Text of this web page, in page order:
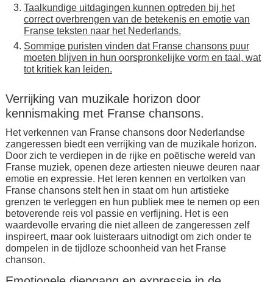
Taalkundige uitdagingen kunnen optreden bij het
correct overbrengen van de betekenis en emotie van
Franse teksten naar het Nederlands.
Sommige puristen vinden dat Franse chansons puur
moeten blijven in hun oorspronkelijke vorm en taal, wat
tot kritiek kan leiden.
Verrijking van muzikale horizon door
kennismaking met Franse chansons.
Het verkennen van Franse chansons door Nederlandse
zangeressen biedt een verrijking van de muzikale horizon.
Door zich te verdiepen in de rijke en poëtische wereld van
Franse muziek, openen deze artiesten nieuwe deuren naar
emotie en expressie. Het leren kennen en vertolken van
Franse chansons stelt hen in staat om hun artistieke
grenzen te verleggen en hun publiek mee te nemen op een
betoverende reis vol passie en verfijning. Het is een
waardevolle ervaring die niet alleen de zangeressen zelf
inspireert, maar ook luisteraars uitnodigt om zich onder te
dompelen in de tijdloze schoonheid van het Franse
chanson.